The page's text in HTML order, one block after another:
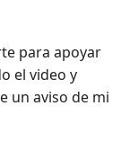
para apoyar
el video y
un aviso de mi